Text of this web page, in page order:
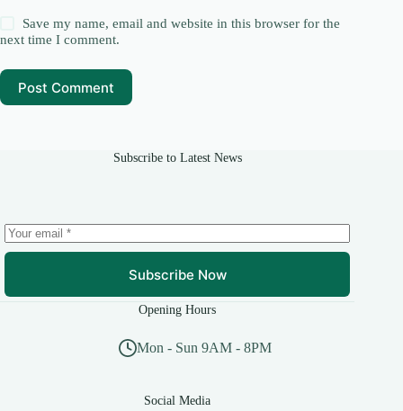
Save my name, email and website in this browser for the
next time I comment.
Post Comment
Subscribe to Latest News
Subscribe Now
Opening Hours
Mon - Sun 9AM - 8PM
Social Media